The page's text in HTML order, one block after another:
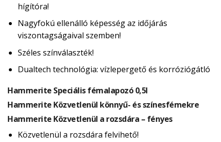
hígítóra!
Nagyfokú ellenálló képesség az időjárás
viszontagságaival szemben!
Széles színválaszték!
Dualtech technológia: vízlepergető és korróziógátló
Hammerite Speciális fémalapozó 0,5l
Hammerite Közvetlenül könnyű- és színesfémekre
Hammerite Közvetlenül a rozsdára – fényes
Közvetlenül a rozsdára felvihető!